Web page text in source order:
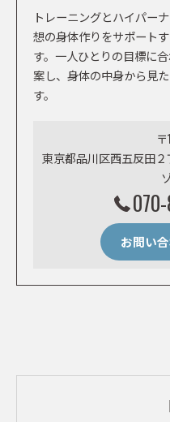
トレーニングとハイパー
想の身体作りをサポート
す。一人ひとりの目標に
案し、身体の中身から見
す。
〒
東京都品川区西五反田
お問い